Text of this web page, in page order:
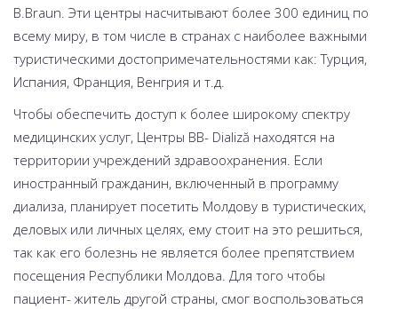
B.Braun. Эти центры насчитывают более 300 единиц по
всему миру, в том числе в странах с наиболее важными
туристическими достопримечательностями как: Турция,
Испания, Франция, Венгрия и т.д.
Чтобы обеспечить доступ к более широкому спектру
медицинских услуг, Центры BB- Dializă находятся на
территории учреждений здравоохранения. Если
иностранный гражданин, включенный в программу
диализа, планирует посетить Молдову в туристических,
деловых или личных целях, ему стоит на это решиться,
так как его болезнь не является более препятствием
посещения Республики Молдова. Для того чтобы
пациент- житель другой страны, смог воспользоваться